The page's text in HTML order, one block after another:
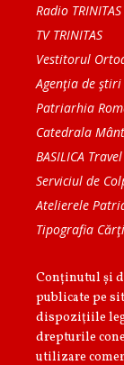
Radio TRINITAS
TV TRINITAS
Vestitorul
Agenţia de ştiri
Patriarhia
Catedrala
BASILICA Travel
Serviciul de
Atelierele
Tipografia
Conținutul și
publicate pe
dispoziţiile
drepturile
utilizare